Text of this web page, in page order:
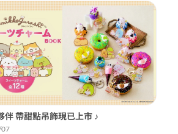
伴 帶甜點吊飾現已上市 ♪